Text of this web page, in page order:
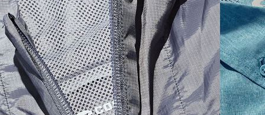
SIZES 1. CHEST 2. BODY LENGTH 3. SLEEVE LENGTH
S 19" 27” 7 ¾”
M 21" 28" 8 ¼”
L 23” 29” 8 ¾”
XL 25” 30” 9 ¼”